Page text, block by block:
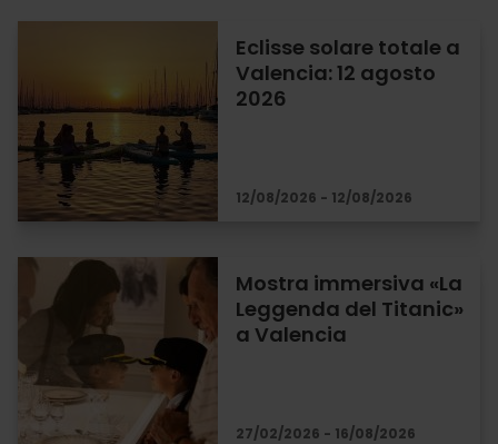
Eclisse solare totale a
Valencia: 12 agosto
2026
12/08/2026 - 12/08/2026
Mostra immersiva «La
Leggenda del Titanic»
a Valencia
27/02/2026 - 16/08/2026